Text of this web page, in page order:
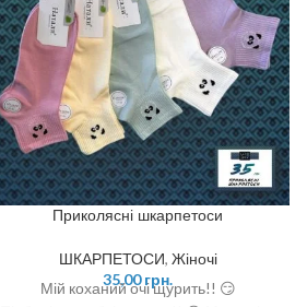
Приколясні шкарпетоси
ШКАРПЕТОСИ, Жіночі
35,00грн.
Мій коханий очі щурить!! 😏